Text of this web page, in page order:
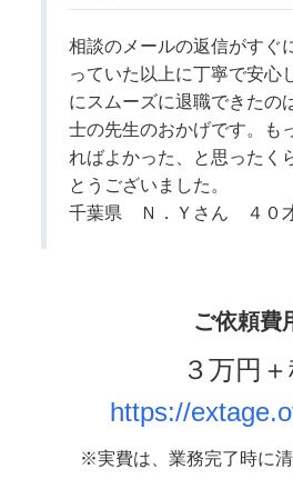
相談のメールの返信がすぐ
っていた以上に丁寧で安心
にスムーズに退職できたの
士の先生のおかげです。も
ればよかった、と思ったく
とうございました。
千葉県 Ｎ．Ｙさん ４０
ご依頼費
３万円
https://
※実費は、業務完了時に清